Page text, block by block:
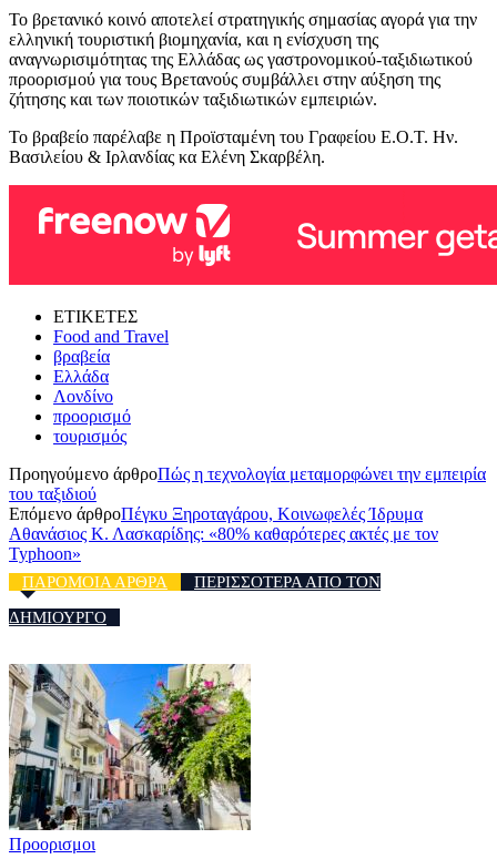
Το βρετανικό κοινό αποτελεί στρατηγικής σημασίας αγορά για την
ελληνική τουριστική βιομηχανία, και η ενίσχυση της
αναγνωρισιμότητας της Ελλάδας ως γαστρονομικού-ταξιδιωτικού
προορισμού για τους Βρετανούς συμβάλλει στην αύξηση της
ζήτησης και των ποιοτικών ταξιδιωτικών εμπειριών.
Το βραβείο παρέλαβε η Προϊσταμένη του Γραφείου Ε.Ο.Τ. Ην.
Βασιλείου & Ιρλανδίας κα Ελένη Σκαρβέλη.
ΕΤΙΚΕΤΕΣ
Food and Travel
βραβεία
Ελλάδα
Λονδίνο
προορισμό
τουρισμός
Προηγούμενο άρθροΠώς η τεχνολογία μεταμορφώνει την εμπειρία
του ταξιδιού
Επόμενο άρθροΠέγκυ Ξηροταγάρου, Κοινωφελές Ίδρυμα
Αθανάσιος Κ. Λασκαρίδης: «80% καθαρότερες ακτές με τον
Typhoon»
ΠΑΡΟΜΟΙΑ ΑΡΘΡΑ
ΠΕΡΙΣΣΟΤΕΡΑ ΑΠΟ ΤΟΝ
ΔΗΜΙΟΥΡΓΟ
Προορισμοι